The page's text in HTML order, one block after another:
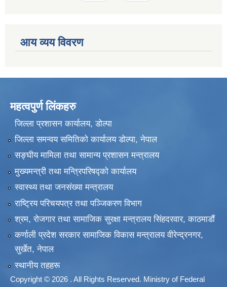
आय व्यय विवरण
महत्वपुर्ण लिंकहरु
जिल्ला प्रशासन कार्यालय, डोल्पा
जिल्ला समन्वय समितिको कार्यालय डोल्पा, नेपाल
सङ्‍घीय मामिला तथा सामान्य प्रशासन मन्त्रालय
मुख्यमन्त्री तथा मन्त्रिपरिषद्को कार्यालय
स्वास्थ्य तथा जनसंख्या मन्त्रालय
राष्ट्रिय परिचयपत्र तथा पञ्जिकरण विभाग
श्रम, रोजगार तथा सामाजिक सुरक्षा मन्त्रालय सिंहदरवार, काठमाडाैं
कर्णाली प्रदेश सरकार सामाजिक विकास मन्त्रालय वीरेन्द्रनगर,
सुर्खेत, नेपाल
स्थानीय तहहरू
Copyright © 2026 . All Rights Reserved. Ministry of Federal